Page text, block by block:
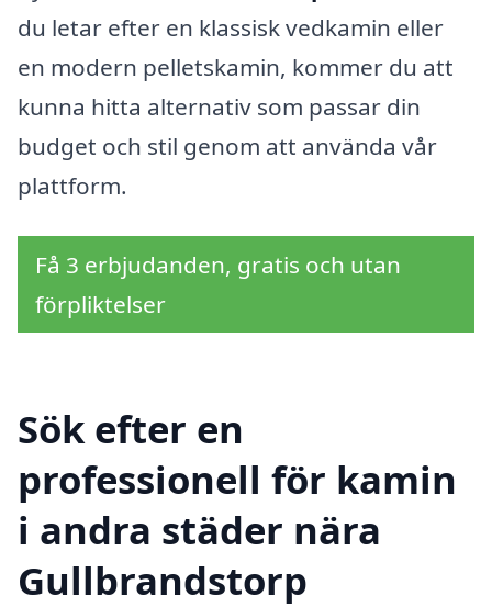
du letar efter en klassisk vedkamin eller
en modern pelletskamin, kommer du att
kunna hitta alternativ som passar din
budget och stil genom att använda vår
plattform.
Få 3 erbjudanden, gratis och utan
förpliktelser
Sök efter en
professionell för kamin
i andra städer nära
Gullbrandstorp